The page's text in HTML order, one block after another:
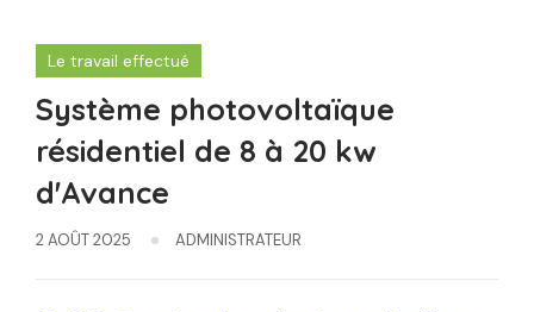
Le travail effectué
Système photovoltaïque
résidentiel de 8 à 20 kw
d'Avance
2 AOÛT 2025 ADMINISTRATEUR